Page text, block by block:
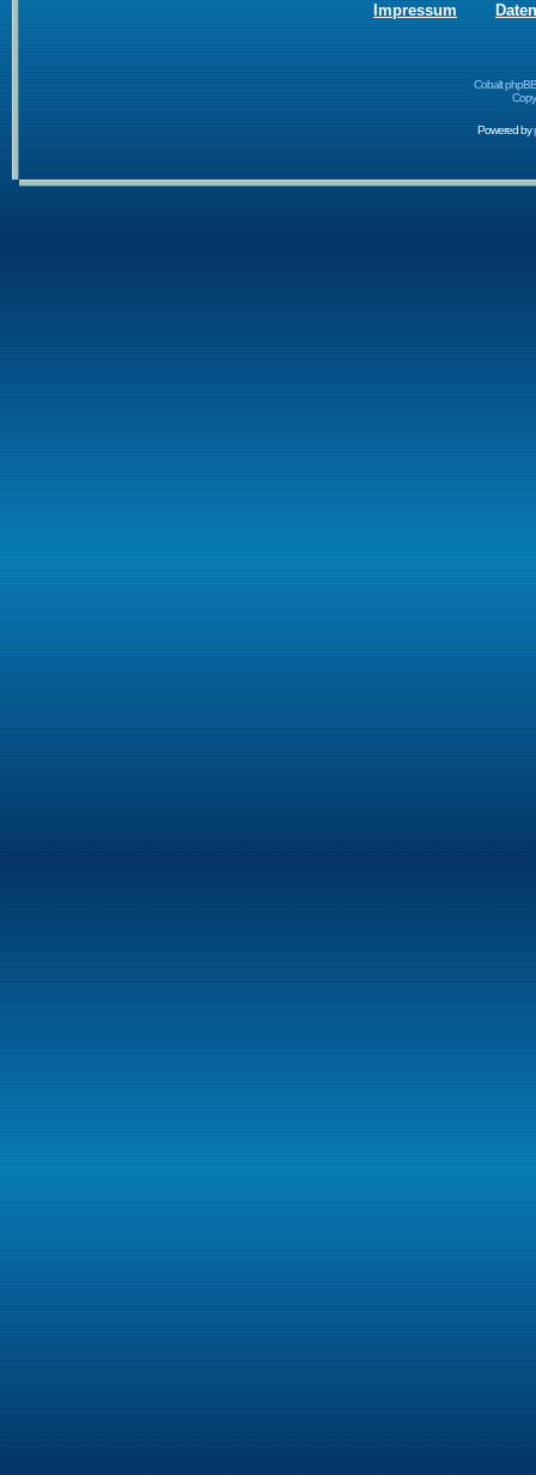
Impressum
Cobalt
Powered by